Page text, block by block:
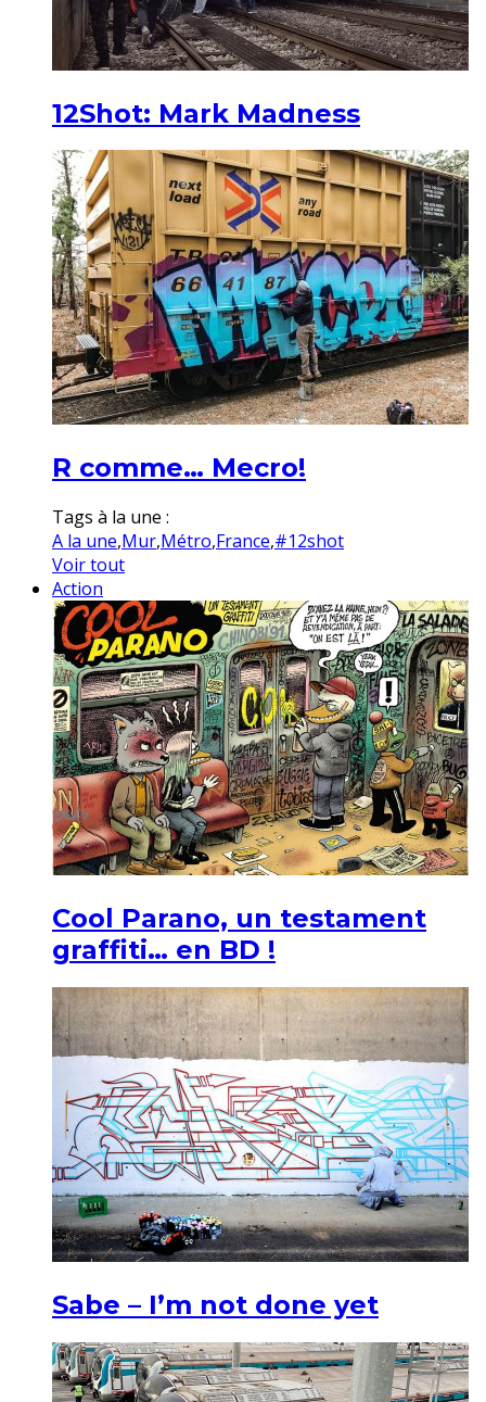
12Shot: Mark Madness
R comme… Mecro!
Tags à la une :
A la une,Mur,Métro,France,#12shot
Voir tout
Action
Cool Parano, un testament
graffiti… en BD !
Sabe – I’m not done yet